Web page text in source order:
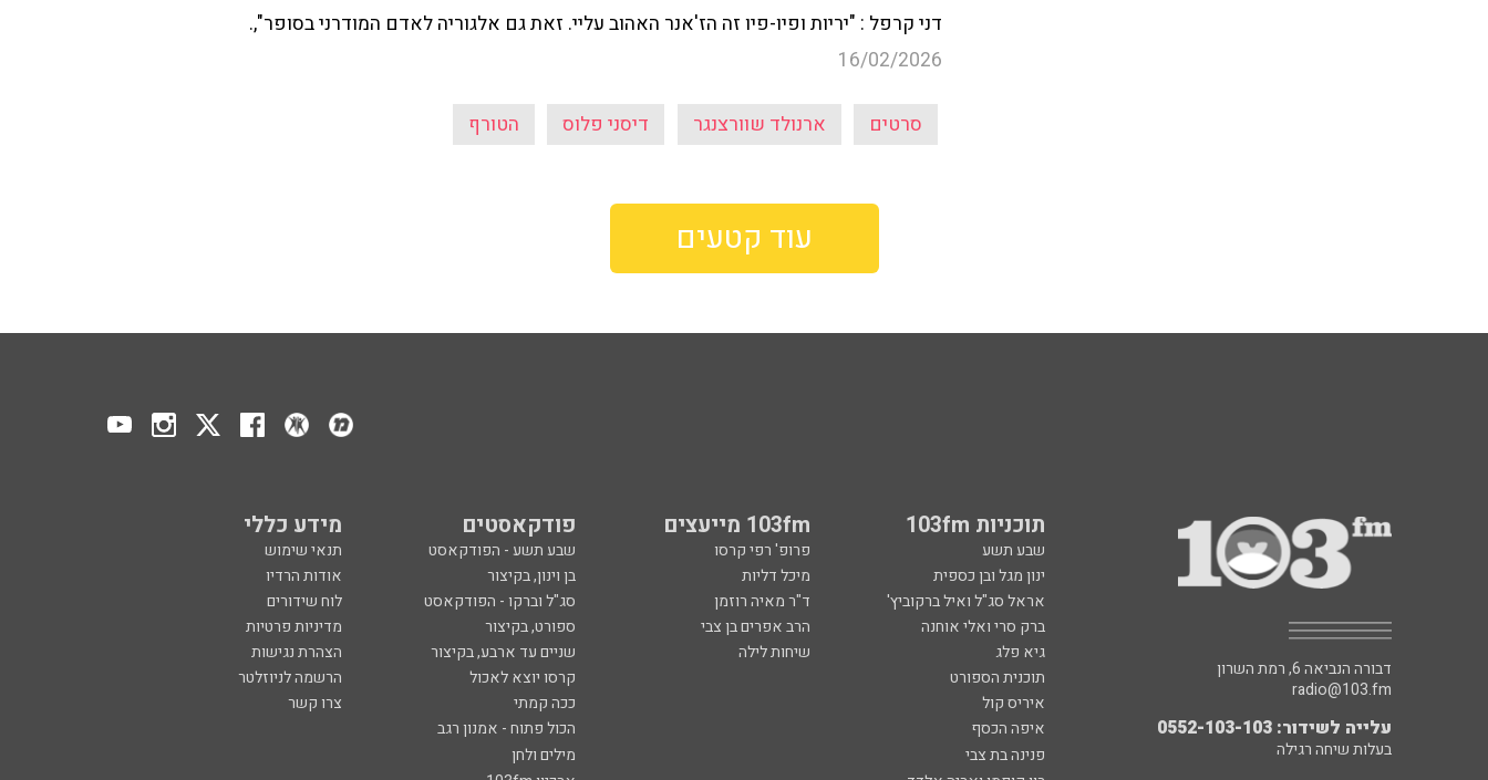
דני קרפל : "יריות ופיו-פיו זה הז'אנר האהוב עליי. זאת גם אלגוריה לאדם המודרני בסופר",.
16/02/2026
סרטים ארנולד שוורצנגר דיסני פלוס הטורף
עוד קטעים
תוכניות 103fm 103fm מייעצים פודקאסטים מידע כללי
שבע תשע פרופ' רפי קרסו שבע תשע - הפודקאסט
תנאי שימוש
ינון מגל ובן כספית
מיכל דליות בן וינון, בקיצור
אודות הרדיו
אראל סג"ל ואיל ברקוביץ'
ד"ר מאיה רוזמן סג"ל וברקו - הפודקאסט
לוח שידורים
ברק סרי ואלי אוחנה
הרב אפרים בן צבי ספורט, בקיצור
מדיניות פרטיות
גיא פלג
שיחות לילה שניים עד ארבע, בקיצור
הצהרת נגישות
תוכנית הספורט
קרסו יוצא לאכול
הרשמה לניוזלטר
איריס קול
ככה קמתי
צרו קשר
איפה הכסף
הכול פתוח - אמנון רגב
פנינה בת צבי
מילים ולחן
דבורה הנביאה 6, רמת השרון
radio@103.fm
עלייה לשידור: 0552-103-103
בעלות שיחה רגילה